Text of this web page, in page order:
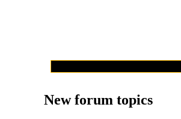
New forum topics